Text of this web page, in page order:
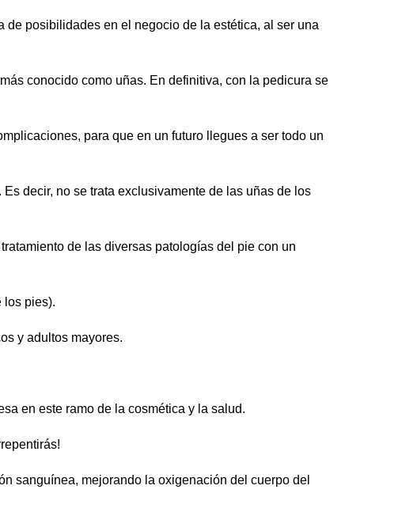
posibilidades en el negocio de la estética, al ser una
conocido como uñas. En definitiva, con la pedicura se
para que en un futuro llegues a ser todo un
decir, no se trata exclusivamente de las uñas de los
de las diversas patologías del pie con un
los pies).
y adultos mayores.
en este ramo de la cosmética y la salud.
sanguínea, mejorando la oxigenación del cuerpo del